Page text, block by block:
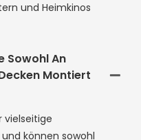
und Heimkinos
Sowohl An
Montiert
vielseitige
können sowohl